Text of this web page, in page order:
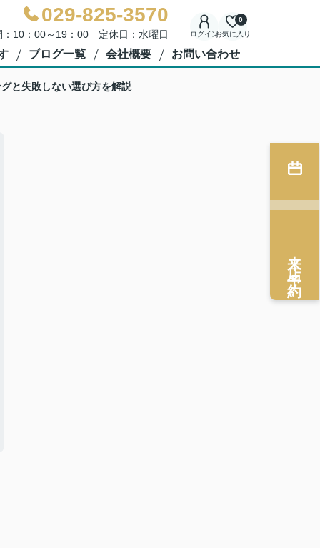
029-825-3570
：10：00～19：00 定休日：水曜日 ログインお気に入り
0
ブログ一覧 会社概要 お問い合わせ
と失敗しない選び方を解説
来店予約